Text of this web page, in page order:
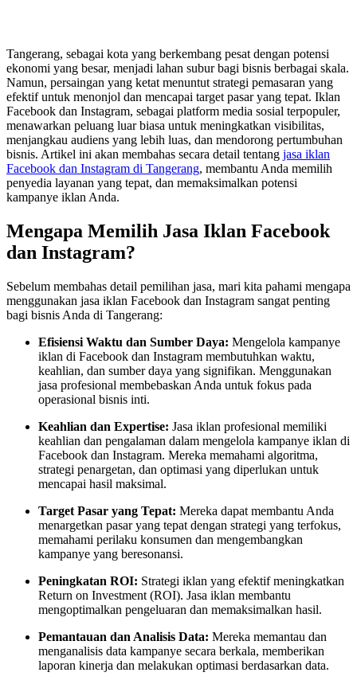
Tangerang, sebagai kota yang berkembang pesat dengan potensi
ekonomi yang besar, menjadi lahan subur bagi bisnis berbagai skala.
Namun, persaingan yang ketat menuntut strategi pemasaran yang
efektif untuk menonjol dan mencapai target pasar yang tepat. Iklan
Facebook dan Instagram, sebagai platform media sosial terpopuler,
menawarkan peluang luar biasa untuk meningkatkan visibilitas,
menjangkau audiens yang lebih luas, dan mendorong pertumbuhan
bisnis. Artikel ini akan membahas secara detail tentang jasa iklan
Facebook dan Instagram di Tangerang, membantu Anda memilih
penyedia layanan yang tepat, dan memaksimalkan potensi
kampanye iklan Anda.
Mengapa Memilih Jasa Iklan Facebook
dan Instagram?
Sebelum membahas detail pemilihan jasa, mari kita pahami mengapa
menggunakan jasa iklan Facebook dan Instagram sangat penting
bagi bisnis Anda di Tangerang:
Efisiensi Waktu dan Sumber Daya: Mengelola kampanye
iklan di Facebook dan Instagram membutuhkan waktu,
keahlian, dan sumber daya yang signifikan. Menggunakan
jasa profesional membebaskan Anda untuk fokus pada
operasional bisnis inti.
Keahlian dan Expertise: Jasa iklan profesional memiliki
keahlian dan pengalaman dalam mengelola kampanye iklan di
Facebook dan Instagram. Mereka memahami algoritma,
strategi penargetan, dan optimasi yang diperlukan untuk
mencapai hasil maksimal.
Target Pasar yang Tepat: Mereka dapat membantu Anda
menargetkan pasar yang tepat dengan strategi yang terfokus,
memahami perilaku konsumen dan mengembangkan
kampanye yang beresonansi.
Peningkatan ROI: Strategi iklan yang efektif meningkatkan
Return on Investment (ROI). Jasa iklan membantu
mengoptimalkan pengeluaran dan memaksimalkan hasil.
Pemantauan dan Analisis Data: Mereka memantau dan
menganalisis data kampanye secara berkala, memberikan
laporan kinerja dan melakukan optimasi berdasarkan data.